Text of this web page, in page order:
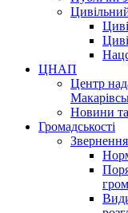
ЦНАП
Центр
Новини
Громадськості